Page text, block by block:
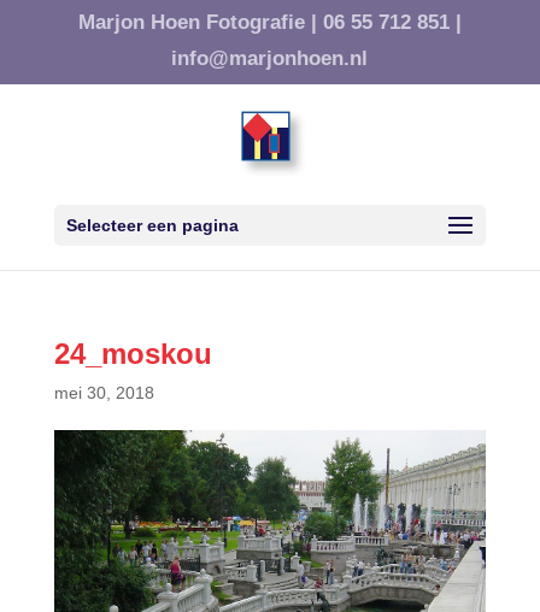
Marjon Hoen Fotografie | 06 55 712 851 |
info@marjonhoen.nl
Selecteer een pagina
24_moskou
mei 30, 2018